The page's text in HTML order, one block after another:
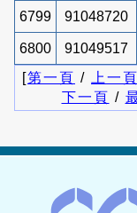
6799 91048720
6800 91049517
[第一頁 / 上一頁
下一頁 /